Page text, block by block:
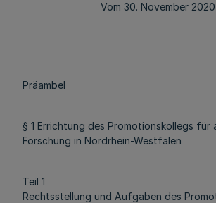
Vom 30. November 2020
Präambel
§ 1 Errichtung des Promotionskollegs für
Forschung in Nordrhein-Westfalen
Teil 1
Rechtsstellung und Aufgaben des